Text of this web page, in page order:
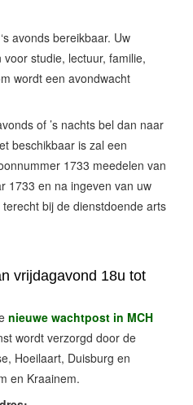
avonds bereikbaar. Uw
studie, lectuur, familie,
wordt een avondwacht
of ’s nachts bel dan naar
beschikbaar is zal een
1733 meedelen van
1733 en na ingeven van uw
bij de dienstdoende arts
vrijdagavond 18u tot
nieuwe wachtpost in MCH
wordt verzorgd door de
Hoeilaart, Duisburg en
en Kraainem.